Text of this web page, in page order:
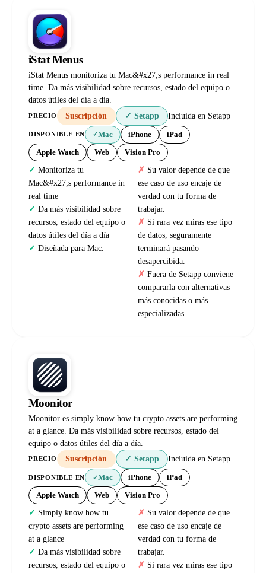
iStat Menus
iStat Menus monitoriza tu Mac&#x27;s performance in real
time. Da más visibilidad sobre recursos, estado del equipo o
datos útiles del día a día.
PRECIO Suscripción ✓ Setapp Incluida en Setapp
DISPONIBLE EN ✓Mac iPhone iPad
Apple Watch Web Vision Pro
Monitoriza tu
Mac&#x27;s performance in
real time
Da más visibilidad sobre
recursos, estado del equipo o
datos útiles del día a día
Diseñada para Mac.
Su valor depende de que
ese caso de uso encaje de
verdad con tu forma de
trabajar.
Si rara vez miras ese tipo
de datos, seguramente
terminará pasando
desapercibida.
Fuera de Setapp conviene
compararla con alternativas
más conocidas o más
especializadas.
Moonitor
Moonitor es simply know how tu crypto assets are performing
at a glance. Da más visibilidad sobre recursos, estado del
equipo o datos útiles del día a día.
PRECIO Suscripción ✓ Setapp Incluida en Setapp
DISPONIBLE EN ✓Mac iPhone iPad
Apple Watch Web Vision Pro
Simply know how tu
crypto assets are performing
at a glance
Da más visibilidad sobre
recursos, estado del equipo o
Su valor depende de que
ese caso de uso encaje de
verdad con tu forma de
trabajar.
Si rara vez miras ese tipo